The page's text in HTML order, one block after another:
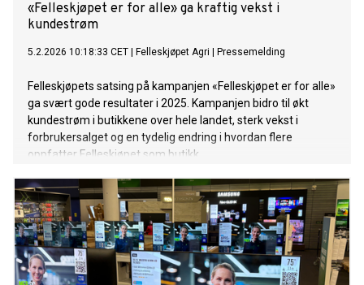
«Felleskjøpet er for alle» ga kraftig vekst i
kundestrøm
5.2.2026 10:18:33 CET Felleskjøpet Agri Pressemelding
Felleskjøpets satsing på kampanjen «Felleskjøpet er for alle»
ga svært gode resultater i 2025. Kampanjen bidro til økt
kundestrøm i butikkene over hele landet, sterk vekst i
forbrukersalget og en tydelig endring i hvordan flere
oppfatter Felleskjøpet som butikk.